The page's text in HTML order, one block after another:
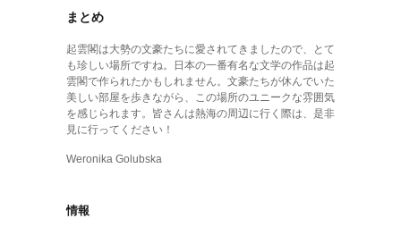
まとめ
起雲閣は大勢の文豪たちに愛されてきましたので、とて
も珍しい場所ですね。日本の一番有名な文学の作品は起
雲閣で作られたかもしれません。文豪たちが休んでいた
美しい部屋を歩きながら、この場所のユニークな雰囲気
を感じられます。皆さんは熱海の周辺に行く際は、是非
見に行ってください！
Weronika Golubska
情報